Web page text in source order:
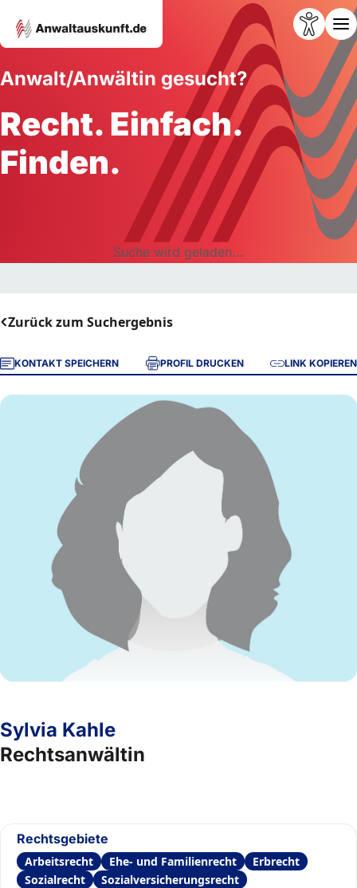
Anwalt/Anwältin gesucht?
Recht. Einfach.
Finden.
Suche wird geladen...
Zurück zum Suchergebnis
KONTAKT SPEICHERN PROFIL DRUCKEN LINK KOPIEREN
Sylvia Kahle
Rechtsanwältin
Rechtsgebiete
Arbeitsrecht Ehe- und Familienrecht
Erbrecht
Sozialrecht
Sozialversicherungsrecht